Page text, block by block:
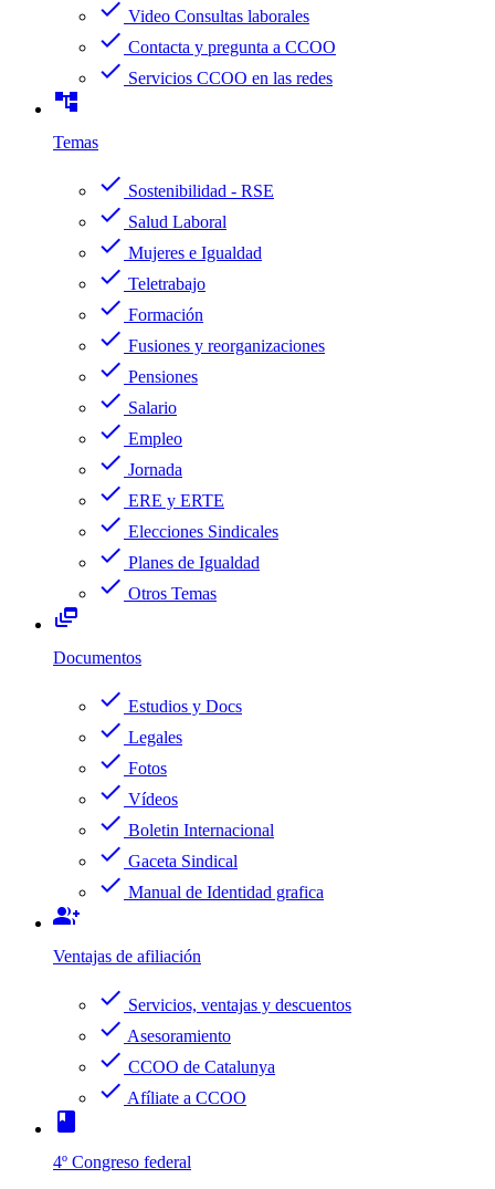
check Video Consultas laborales
check Contacta y pregunta a CCOO
check Servicios CCOO en las redes
account_tree
Temas
check Sostenibilidad - RSE
check Salud Laboral
check Mujeres e Igualdad
check Teletrabajo
check Formación
check Fusiones y reorganizaciones
check Pensiones
check Salario
check Empleo
check Jornada
check ERE y ERTE
check Elecciones Sindicales
check Planes de Igualdad
check Otros Temas
dynamic_feed
Documentos
check Estudios y Docs
check Legales
check Fotos
check Vídeos
check Boletin Internacional
check Gaceta Sindical
check Manual de Identidad grafica
group_add
Ventajas de afiliación
check Servicios, ventajas y descuentos
check Asesoramiento
check CCOO de Catalunya
check Afíliate a CCOO
book
4º Congreso federal